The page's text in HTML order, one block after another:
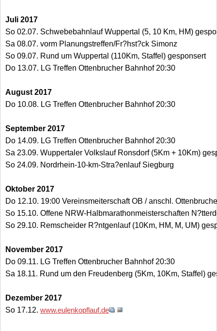
Juli 2017
So 02.07. Schwebebahnlauf Wuppertal (5, 10 Km, HM)
Sa 08.07. vorm Planungstreffen/Fr?hst?ck Simonz
So 09.07. Rund um Wuppertal (110Km, Staffel) gesponsert
Do 13.07. LG Treffen Ottenbrucher Bahnhof 20:30
August 2017
Do 10.08. LG Treffen Ottenbrucher Bahnhof 20:30
September 2017
Do 14.09. LG Treffen Ottenbrucher Bahnhof 20:30
Sa 23.09. Wuppertaler Volkslauf Ronsdorf (5Km + 10Km)
So 24.09. Nordrhein-10-km-Stra?enlauf Siegburg
Oktober 2017
Do 12.10. 19:00 Vereinsmeiterschaft OB / anschl.
So 15.10. Offene NRW-Halbmarathonmeisterschaften
So 29.10. Remscheider R?ntgenlauf (10Km, HM, M, UM)
November 2017
Do 09.11. LG Treffen Ottenbrucher Bahnhof 20:30
Sa 18.11. Rund um den Freudenberg (5Km, 10Km, Staffel)
Dezember 2017
So 17.12. www.eulenkopflauf.de